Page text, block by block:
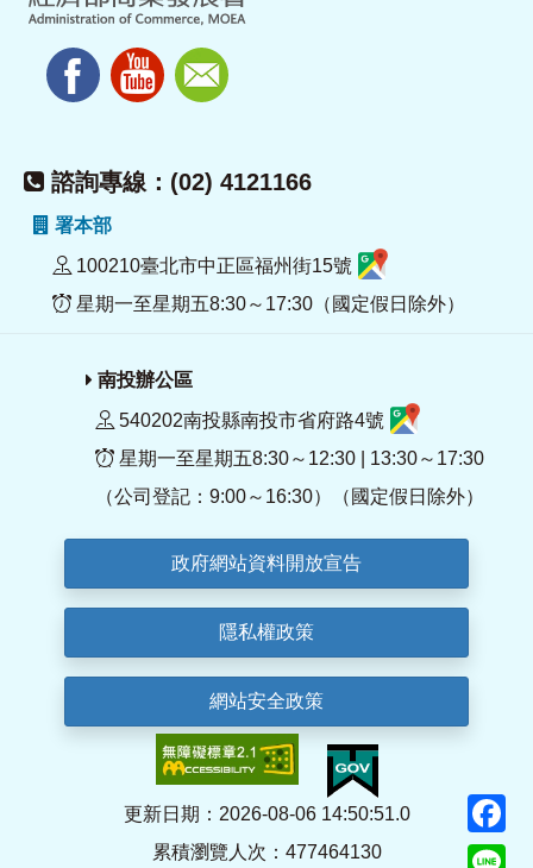
諮詢專線：(02) 4121166
署本部
100210臺北市中正區福州街15號
星期一至星期五8:30～17:30（國定假日除外）
南投辦公區
540202南投縣南投市省府路4號
星期一至星期五8:30～12:30 | 13:30～17:30
（公司登記：9:00～16:30）（國定假日除外）
政府網站資料開放宣告
隱私權政策
網站安全政策
更新日期：2026-08-06 14:50:51.0
累積瀏覽人次：477464130